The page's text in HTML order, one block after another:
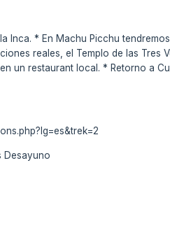
Inca. * En Machu Picchu
reales, el Templo de las
un restaurant local. * Retorno a
Desayuno